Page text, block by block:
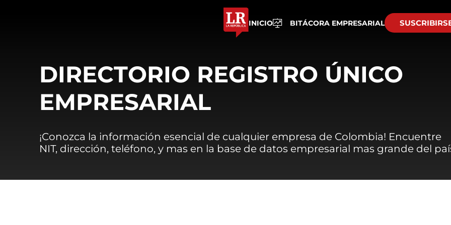
INICIO BITÁCORA EMPRESARIAL
DIRECTORIO REGISTRO ÚNICO
EMPRESARIAL
¡Conozca la información esencial de cualquier empresa de Colombia! Encuentre
NIT, dirección, teléfono, y mas en la base de datos empresarial mas grande del